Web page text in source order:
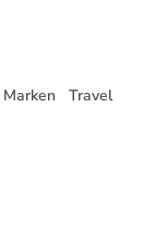
Marken Travel